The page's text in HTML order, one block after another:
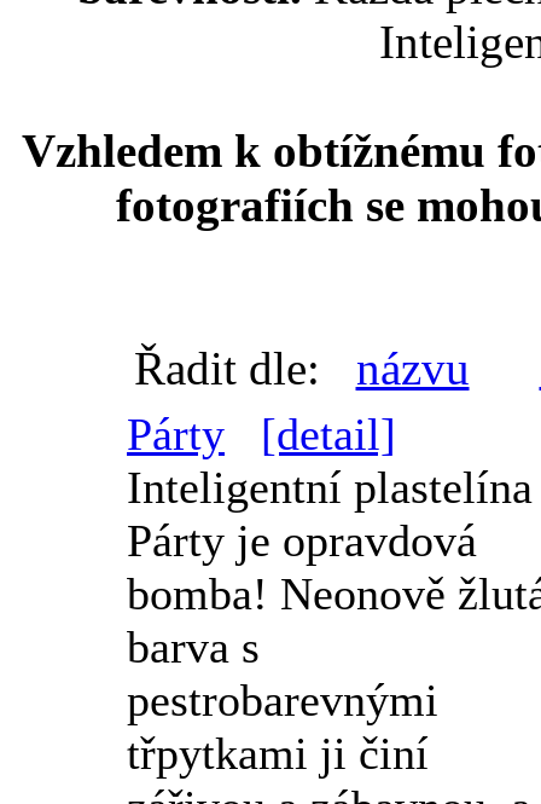
Vzhledem k obtížnému
fotografiích se
Řadit dle: názvu
Párty
[detail]
Inteligentní plastelína
Párty je opravdová
bomba! Neonově
barva s
pestrobarevnými
třpytkami ji činí